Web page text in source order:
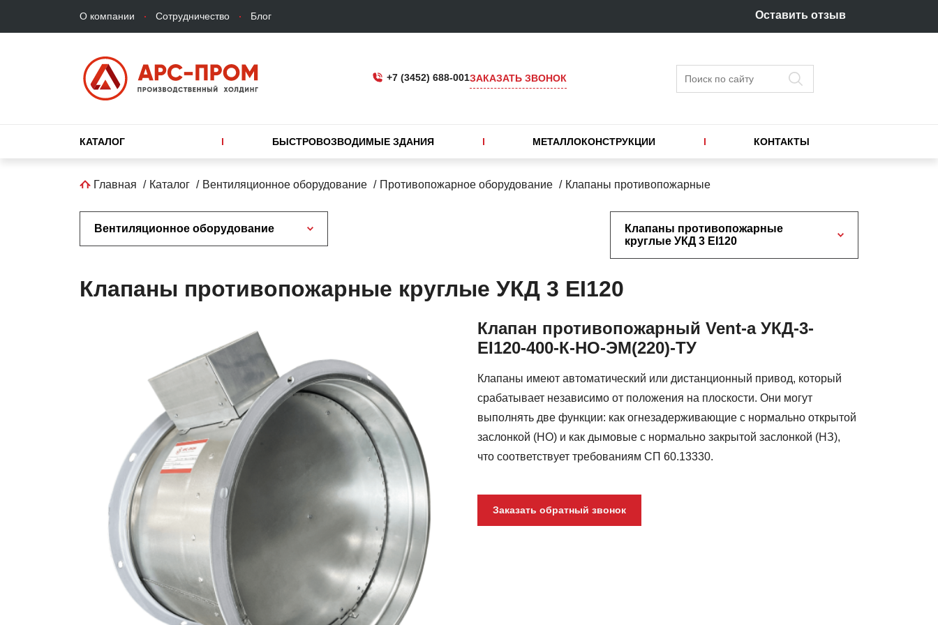
Верхнее
меню
О компании Сотрудничество Блог Оставить отзыв
+7 (3452) 688-001ЗАКАЗАТЬ ЗВОНОК Поиск
Основная
КАТАЛОГ БЫСТРОВОЗВОДИМЫЕ ЗДАНИЯ МЕТАЛЛОКОНСТРУКЦИИ КОНТАКТЫ
Строка
Главная Каталог Вентиляционное оборудование Противопожарное оборудование Клапаны противопожарные
Вентиляционное оборудование
Клапаны противопожарные
круглые УКД 3 ЕI120
Клапаны противопожарные круглые УКД 3 ЕI120
противопожарные
Клапан противопожарный Vent-a УКД-3-
ЕI120-400-К-НО-ЭМ(220)-ТУ
Клапаны имеют автоматический или дистанционный привод, который
срабатывает независимо от положения на плоскости. Они могут
выполнять две функции: как огнезадерживающие с нормально открытой
заслонкой (НО) и как дымовые с нормально закрытой заслонкой (НЗ),
что соответствует требованиям СП 60.13330.
Заказать обратный звонок